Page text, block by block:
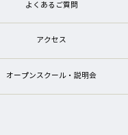
よくあるご質問
アクセス
オープンスクール・説明会